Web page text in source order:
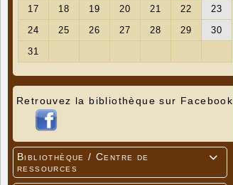
Retrouvez la bibliothèque sur Facebook

Bibliothèque / Centre de
ressources